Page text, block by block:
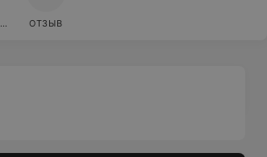
ОТЗЫВ